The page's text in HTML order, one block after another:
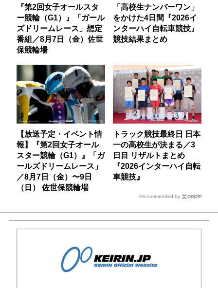
『第2回女子オールスタ
ー競輪（G1）』「ガール
ズドリームレース」想定
番組／8月7日（金）佐世
保競輪場
「高校生ナンバーワン」
をかけた4日間『2026イ
ンターハイ自転車競技』
競技結果まとめ
【放送予定・イベント情
報】『第2回女子オール
スター競輪（G1）』「ガ
ールズドリームレース」
／8月7日（金）〜9日
（日） 佐世保競輪場
トラック競技最終日 日本
一の高校生が決まる／3
日目 リザルトまとめ
『2026インターハイ自転
車競技』
Recommended by